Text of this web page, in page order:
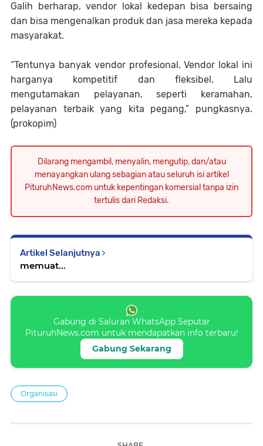
Galih berharap, vendor lokal kedepan bisa bersaing
dan bisa mengenalkan produk dan jasa mereka kepada
masyarakat.
“Tentunya banyak vendor profesional. Vendor lokal ini
harganya kompetitif dan fleksibel. Lalu
mengutamakan pelayanan, seperti keramahan,
pelayanan terbaik yang kita pegang,” pungkasnya.
(prokopim)
Dilarang mengambil, menyalin, mengutip, dan/atau
menayangkan ulang sebagian atau seluruh isi artikel
PituruhNews.com untuk kepentingan komersial tanpa izin
tertulis dari Redaksi.
Artikel Selanjutnya
memuat...
Gabung di Saluran WhatsApp Seputar
PituruhNews.com untuk mendapatkan info terbaru!
Gabung Sekarang
Organisasi